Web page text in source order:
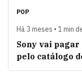
POP
Há 3 meses • 1 min
Sony vai pagar
pelo catálogo